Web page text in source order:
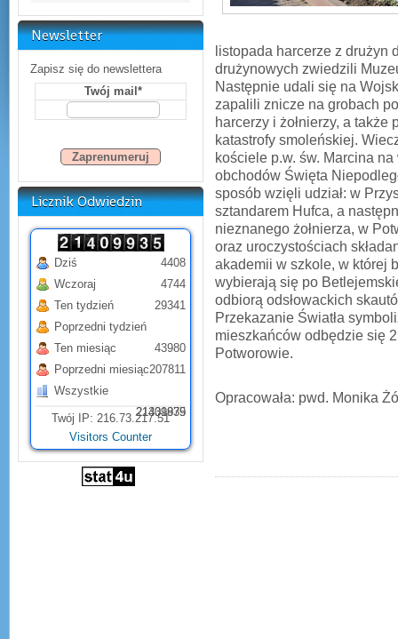
Newsletter
Zapisz się do newslettera
Twój mail*
Licznik Odwiedzin
Dziś
Wczoraj
Ten tydzień
Poprzedni tydzień
Ten miesiąc
Poprzedni miesiąc
Wszystkie
4408
4744
29341
21331879
43980
207811
21409935
Twój IP: 216.73.217.51
Visitors Counter
listopada harcerze z drużyn
drużynowych zwiedzili
Następnie udali się na
zapalili znicze na grobach
harcerzy i żołnierzy, a
katastrofy smoleńskiej.
kościele p.w. św. Marcina
obchodów Święta
sposób wzięli udział: w
sztandarem Hufca, a
nieznanego żołnierza, w
oraz uroczystościach
akademii w szkole, w której
wybierają się po
odbiorą odsłowackich
Przekazanie Światła
mieszkańców odbędzie się
Potworowie.
Opracowała: pwd. Monika